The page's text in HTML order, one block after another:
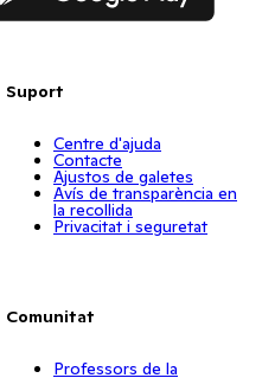
Suport
Centre d'ajuda
Contacte
Ajustos de galetes
Avís de transparència en
la recollida
Privacitat i seguretat
Comunitat
Professors de la